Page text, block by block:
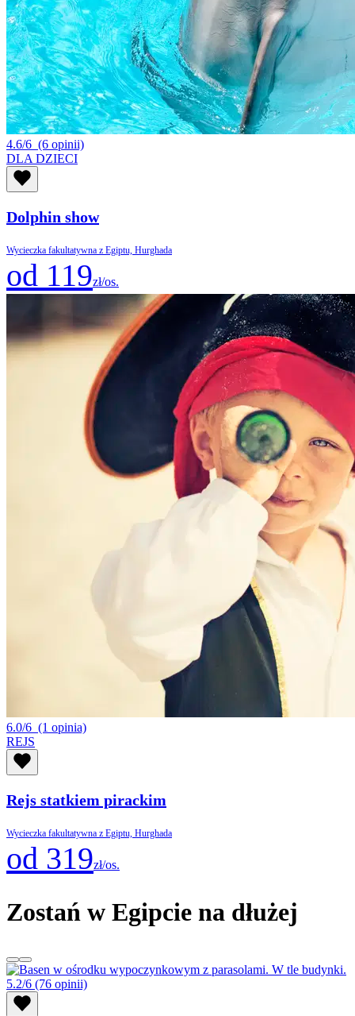
4.6/6 (6 opinii)
DLA DZIECI
Dolphin show
Wycieczka fakultatywna z Egiptu, Hurghada
od 119zł/os.
6.0/6 (1 opinia)
REJS
Rejs statkiem pirackim
Wycieczka fakultatywna z Egiptu, Hurghada
od 319zł/os.
Zostań w Egipcie na dłużej
5.2/6 (76 opinii)